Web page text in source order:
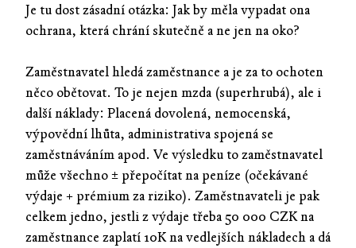
Je tu dost zásadní otázka: Jak by měla vypadat ona
ochrana, která chrání skutečně a ne jen na oko?
Zaměstnavatel hledá zaměstnance a je za to ochoten
něco obětovat. To je nejen mzda (superhrubá), ale i
další náklady: Placená dovolená, nemocenská,
výpovědní lhůta, administrativa spojená se
zaměstnáváním apod. Ve výsledku to zaměstnavatel
může všechno ± přepočítat na peníze (očekávané
výdaje + prémium za riziko). Zaměstnavateli je pak
celkem jedno, jestli z výdaje třeba 50 000 CZK na
zaměstnance zaplatí 10K na vedlejších nákladech a dá